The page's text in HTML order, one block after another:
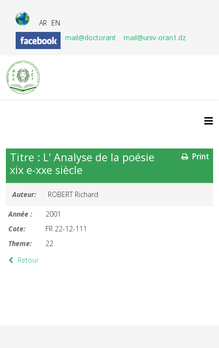
AR EN
mail@doctorant
mail@univ-oran1.dz
Print
Titre : L' Analyse de la poésie
xix e-xxe siècle
Auteur: ROBERT Richard
Année :
2001
Cote:
FR 22-12-111
Theme:
22
Retour